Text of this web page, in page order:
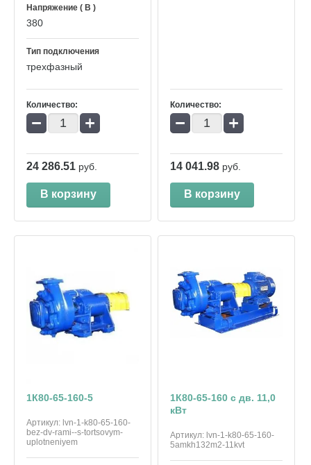
Напряжение ( В )
380
Тип подключения
трехфазный
Количество:
− +
24 286.51 руб.
В корзину
Количество:
− +
14 041.98 руб.
В корзину
1К80-65-160-5
Артикул: lvn-1-k80-65-160-
bez-dv-rami--s-tortsovym-
uplotneniyem
1К80-65-160 с дв. 11,0
кВт
Артикул:lvn-1-k80-65-160-
5amkh132m2-11kvt